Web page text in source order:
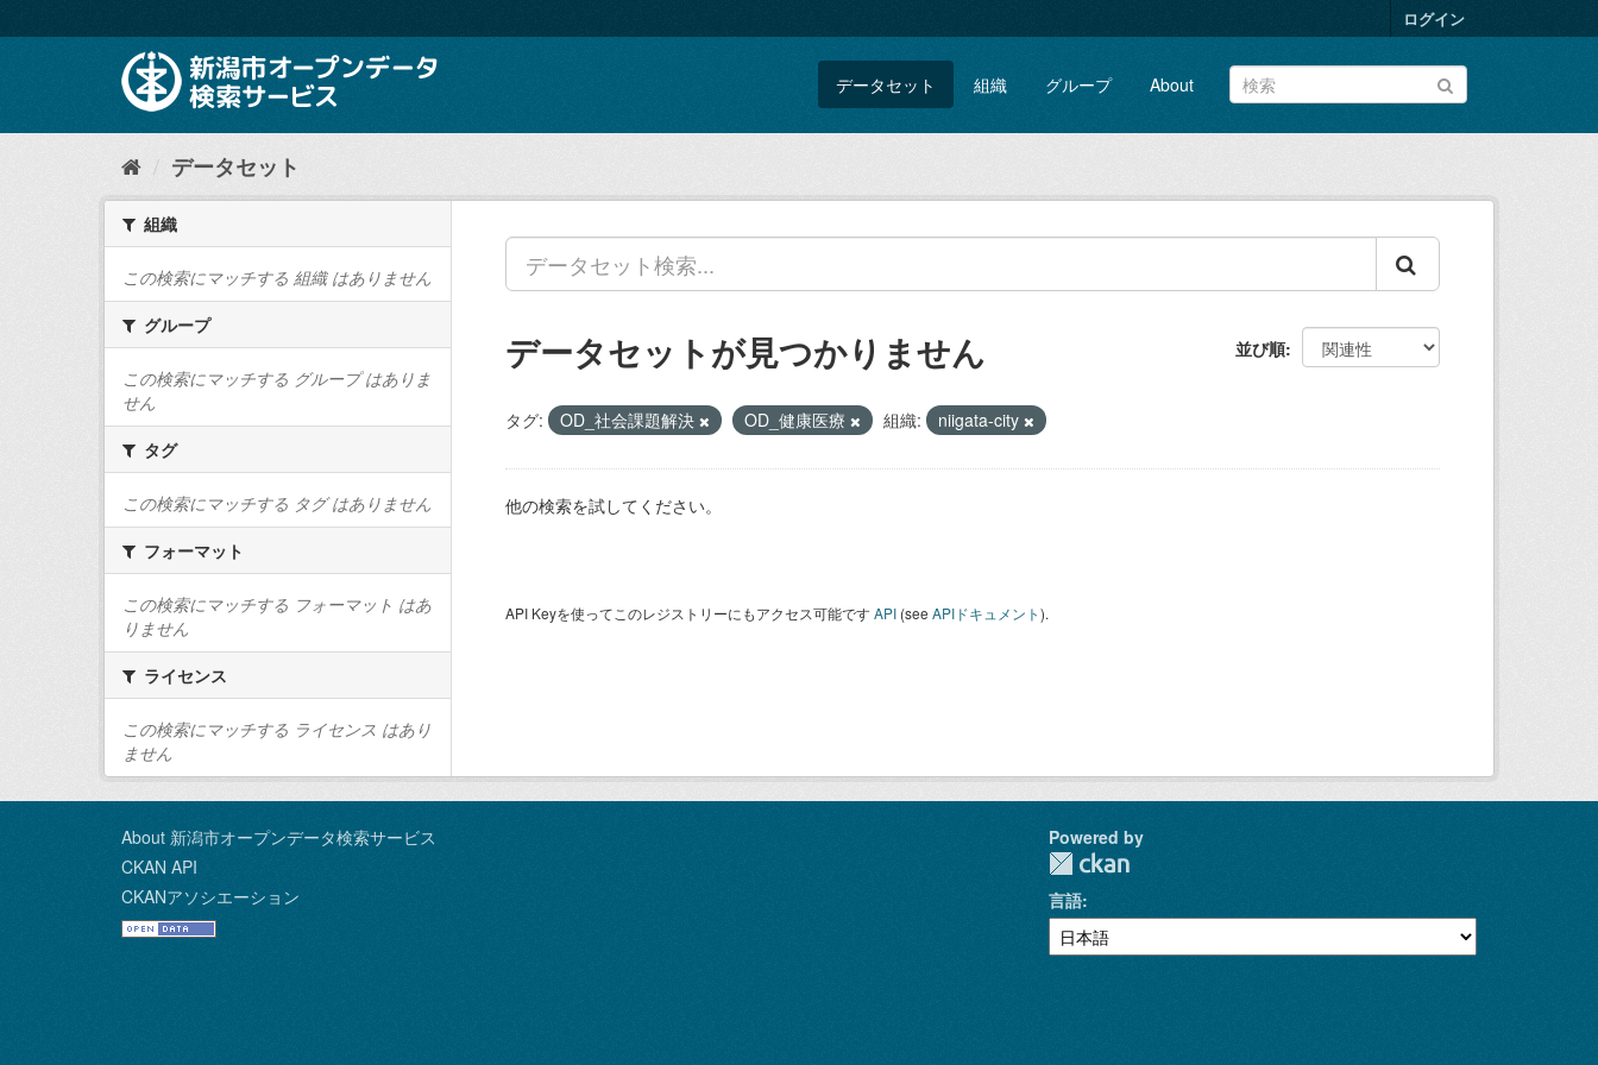
キ
て
ログイン
データセット 組織 グループ About
データセット
組織
この検索にマッチする 組織 はありません
グループ
この検索にマッチする グループ はありま
せん
タグ
この検索にマッチする タグ はありません
フォーマット
この検索にマッチする フォーマット はあ
りません
ライセンス
この検索にマッチする ライセンス はあり
ません
並び順
データセットが見つかりません
タグ: OD_社会課題解決 OD_健康医療 組織: niigata-city
他の検索を試してください。
API Keyを使ってこのレジストリーにもアクセス可能ですAPI (see APIドキュメント).
About 新潟市オープンデータ検索サービス
CKAN API
CKANアソシエーション
Powered by
言語